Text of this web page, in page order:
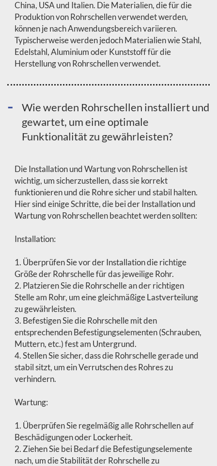
China, USA und Italien. Die Materialien, die für die
Produktion von Rohrschellen verwendet werden,
können je nach Anwendungsbereich variieren.
Typischerweise werden jedoch Materialien wie Stahl,
Edelstahl, Aluminium oder Kunststoff für die
Herstellung von Rohrschellen verwendet.
Wie werden Rohrschellen installiert und
gewartet, um eine optimale
Funktionalität zu gewährleisten?
Die Installation und Wartung von Rohrschellen ist
wichtig, um sicherzustellen, dass sie korrekt
funktionieren und die Rohre sicher und stabil halten.
Hier sind einige Schritte, die bei der Installation und
Wartung von Rohrschellen beachtet werden sollten:
Installation:
1. Überprüfen Sie vor der Installation die richtige
Größe der Rohrschelle für das jeweilige Rohr.
2. Platzieren Sie die Rohrschelle an der richtigen
Stelle am Rohr, um eine gleichmäßige Lastverteilung
zu gewährleisten.
3. Befestigen Sie die Rohrschelle mit den
entsprechenden Befestigungselementen (Schrauben,
Muttern, etc.) fest am Untergrund.
4. Stellen Sie sicher, dass die Rohrschelle gerade und
stabil sitzt, um ein Verrutschen des Rohres zu
verhindern.
Wartung:
1. Überprüfen Sie regelmäßig alle Rohrschellen auf
Beschädigungen oder Lockerheit.
2. Ziehen Sie bei Bedarf die Befestigungselemente
nach, um die Stabilität der Rohrschelle zu